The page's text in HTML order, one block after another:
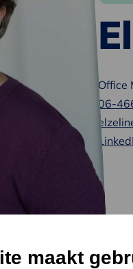
maakt
Office
06-